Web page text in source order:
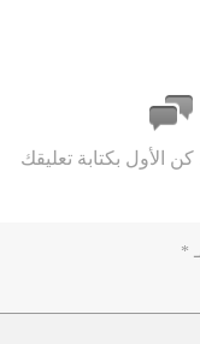
كن الأول بكتابة تعليقك
*